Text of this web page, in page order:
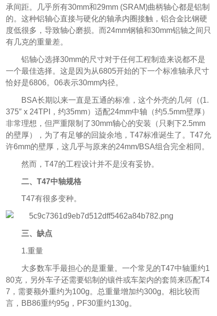
承间距。几乎所有30mm和29mm (SRAM)曲柄轴心都是铝制
的。 这种铝轴心直接与硬化的轴承内圈接触，铝合金比钢硬
度低很多，导致轴心磨损。而24mm钢轴和30mm铝轴之间只
有几克的重量差。
铝轴心选择30mm的尺寸对于任何工程制造来说都不是
一个最佳选择。这是因为从6805开始的下一个标准轴承尺寸
恰好是6806。06表示30mm内径。
BSA长期以来一直是五通的标准，这个外壳的几何（(1.
375″ x 24TPI，约35mm）适配24mm中轴（约5.5mm壁厚）
非常理想，但严重限制了30mm轴心的安装（只剩下2.5mm
的壁厚），为了有足够的回旋余地，T47标准诞生了。T47允
许6mm的壁厚，这几乎与原来的24mm/BSA组合完全相同。
然而，T47的工程设计并不是没有妥协。
二、T47中轴规格
T47有很多变种。
三、缺点
1.重量
大多数车手最担心的是重量。一个常见的T47中轴重约1
80克，另外车子还需要铝制的镶件或车架内的套筒来匹配T4
7，需要额外重约为100g。总重量增加约300g。相比较而
言，BB86重约95g，PF30重约130g。